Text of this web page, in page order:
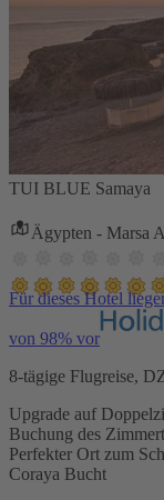
TUI BLUE Samaya
Ägypten - Marsa
Für dieses Hotel
von 98% vor
8-tägige Flugreise,
Upgrade auf
Buchung des
Perfekter Ort zum
Coraya Bucht